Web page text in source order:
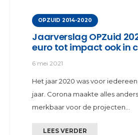
OPZUID 2014-2020
Jaarverslag OPZuid
euro tot impact ook in
6 mei 2021
Het jaar 2020 was voor
jaar. Corona maakte alles
merkbaar voor de projecten…
LEES VERDER